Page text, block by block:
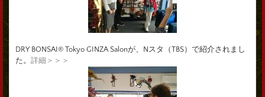
DRY BONSAI® Tokyo GINZA Salonが、Nスタ（TBS）で紹介されまし
た。 詳細＞＞＞